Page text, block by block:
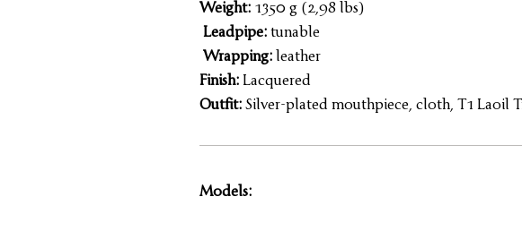
Weight: 1350 g (2,98 lbs)
Leadpipe: tunable
Wrapping: leather
Finish: Lacquered
Outfit: Silver-plated mouthpiece, cloth, T1 Laoil
Models: